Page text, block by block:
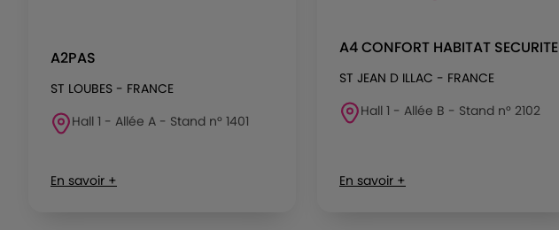
A2PAS
ST LOUBES - FRANCE
Hall 1 - Allée A - Stand n° 1401
En savoir +
A4 CONFORT HABITAT SECURITE
ST JEAN D ILLAC - FRANCE
Hall 1 - Allée B - Stand n° 2102
En savoir +